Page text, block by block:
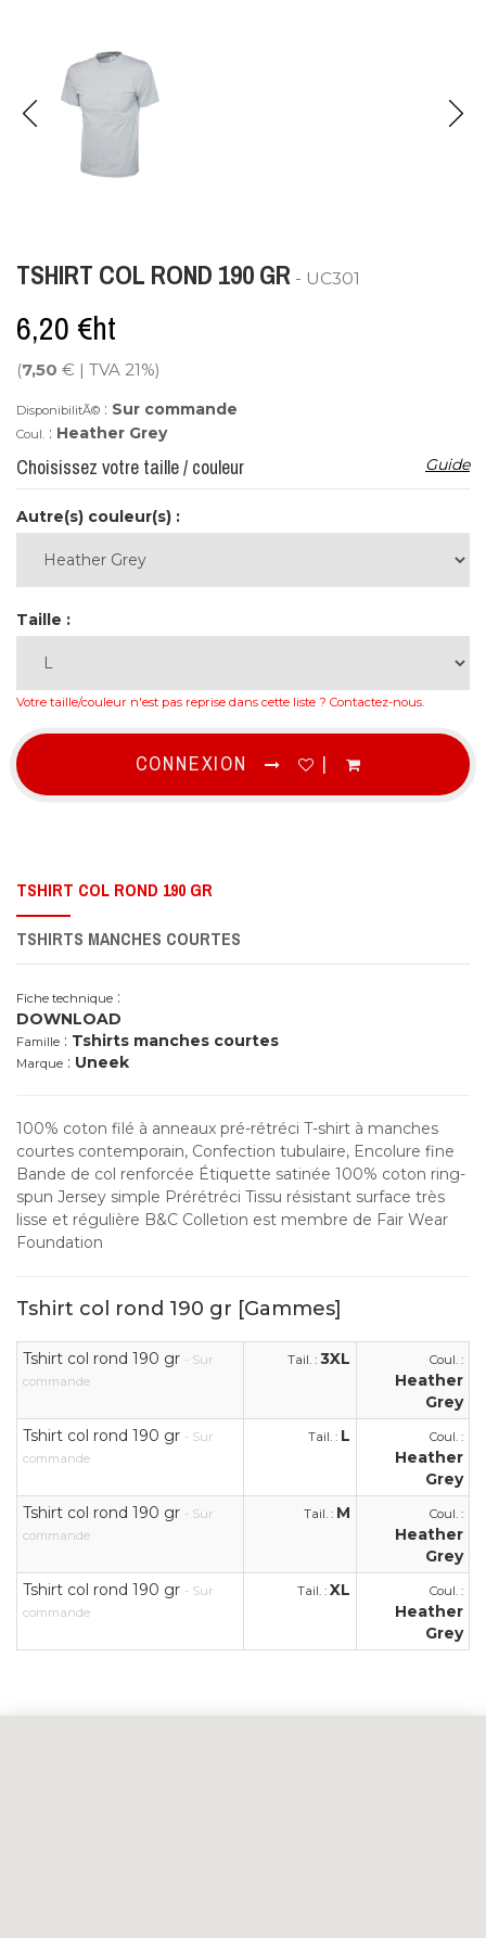
TSHIRT COL ROND 190 GR - UC301
6,20 €ht
(7,50 € | TVA 21%)
DisponibilitÃ© : Sur commande
Coul. : Heather Grey
Choisissez votre taille / couleur Guide
Autre(s) couleur(s) :
Taille :
Votre taille/couleur n'est pas reprise dans cette liste ? Contactez-nous.
CONNEXION |
TSHIRT COL ROND 190 GR
TSHIRTS MANCHES COURTES
Fiche technique :
DOWNLOAD
Famille : Tshirts manches courtes
Marque : Uneek
100% coton filé à anneaux pré-rétréci T-shirt à manches
courtes contemporain, Confection tubulaire, Encolure fine
Bande de col renforcée Étiquette satinée 100% coton ring-
spun Jersey simple Prérétréci Tissu résistant surface très
lisse et régulière B&C Colletion est membre de Fair Wear
Foundation
Tshirt col rond 190 gr [Gammes]
Tshirt col rond 190 gr - Sur
commande
Tail. : 3XL Coul. :
Heather
Grey
Tshirt col rond 190 gr - Sur
commande
Tail. : L Coul. :
Heather
Grey
Tshirt col rond 190 gr - Sur
commande
Tail. : M Coul. :
Heather
Grey
Tshirt col rond 190 gr - Sur
commande
Tail. : XL Coul. :
Heather
Grey